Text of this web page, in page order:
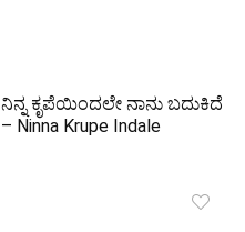
ನಿನ್ನ ಕೃಪೆಯಿಂದಲೇ ನಾನು ಬದುಕಿದೆ
– Ninna Krupe Indale